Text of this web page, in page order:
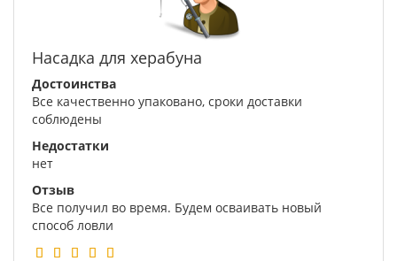
Насадка для херабуна
Достоинства
Все качественно упаковано, сроки доставки
соблюдены
Недостатки
нет
Отзыв
Все получил во время. Будем осваивать новый
способ ловли